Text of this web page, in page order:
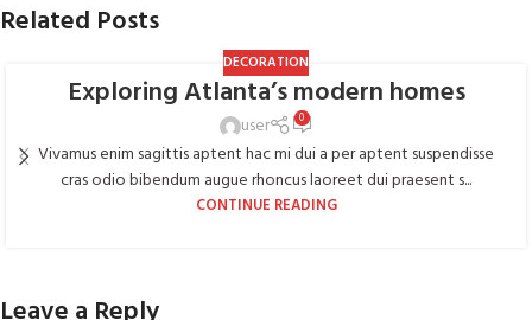
Related Posts
DECORATION
Exploring Atlanta’s modern homes
user 0
Vivamus enim sagittis aptent hac mi dui a per aptent suspendisse
cras odio bibendum augue rhoncus laoreet dui praesent s...
CONTINUE READING